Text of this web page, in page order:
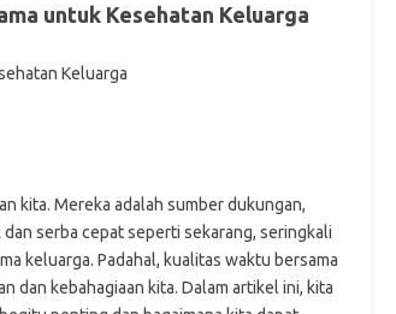
untuk Kesehatan Keluarga
kita. Mereka adalah sumber dukungan,
serba cepat seperti sekarang, seringkali
keluarga. Padahal, kualitas waktu bersama
dan kebahagiaan kita. Dalam artikel ini, kita